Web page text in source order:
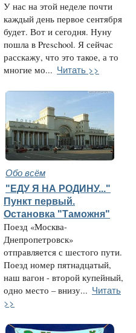
У нас на этой неделе почти
каждый день первое сентября
будет. Вот и сегодня. Нуну
пошла в Preschool. Я сейчас
расскажу, что это такое, а то
многие мо... Читать >>
Обо всём
"ЕДУ Я НА РОДИНУ..."
Пункт первый.
Остановка "Таможня"
Поезд «Москва-
Днепропетровск»
отправляется с шестого пути.
Поезд номер пятнадцатый,
наш вагон - второй купейный,
одно место – внизу... Читать
>>